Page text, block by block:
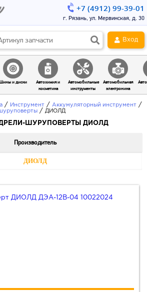
Вход
и диски
Автохимия и
косметика
Автомобильные
инструменты
Автомобильная
электроника
/ Инструмент / Аккумуляторный инструмент /
/ ДИОЛД
ШУРУПОВЕРТЫ ДИОЛД
Производитель
ДИОЛД
+7 (4912) 99-39-01
г. Рязань, ул. Мервинская, д. 30